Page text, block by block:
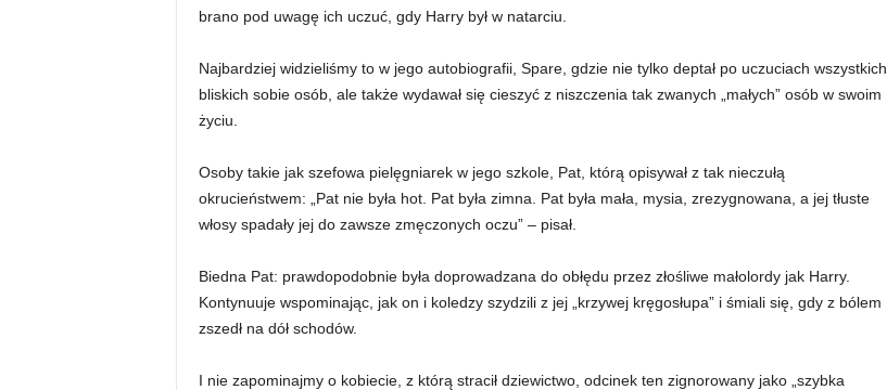
brano pod uwagę ich uczuć, gdy Harry był w natarciu.
Najbardziej widzieliśmy to w jego autobiografii, Spare, gdzie nie tylko deptał po uczuciach wszystkich
bliskich sobie osób, ale także wydawał się cieszyć z niszczenia tak zwanych „małych” osób w swoim
życiu.
Osoby takie jak szefowa pielęgniarek w jego szkole, Pat, którą opisywał z tak nieczułą
okrucieństwem: „Pat nie była hot. Pat była zimna. Pat była mała, mysia, zrezygnowana, a jej tłuste
włosy spadały jej do zawsze zmęczonych oczu” – pisał.
Biedna Pat: prawdopodobnie była doprowadzana do obłędu przez złośliwe małolordy jak Harry.
Kontynuuje wspominając, jak on i koledzy szydzili z jej „krzywej kręgosłupa” i śmiali się, gdy z bólem
zszedł na dół schodów.
I nie zapominajmy o kobiecie, z którą stracił dziewictwo, odcinek ten zignorowany jako „szybka